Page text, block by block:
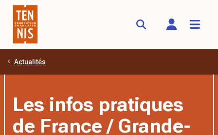
Aller au contenu principal
Actualités
Les infos pratiques
de France / Grande-